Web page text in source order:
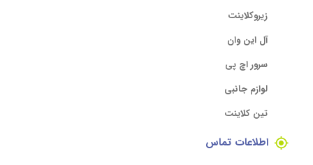
زیروکلاینت
آل این وان
سرور اچ پی
لوازم جانبی
تین کلاینت
اطلاعات تماس